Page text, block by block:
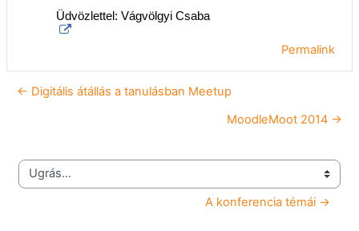
Üdvözlettel: Vágvölgyi Csaba
Permalink
← Digitális átállás a tanulásban Meetup
MoodleMoot 2014 →
Ugrás...
A konferencia témái →